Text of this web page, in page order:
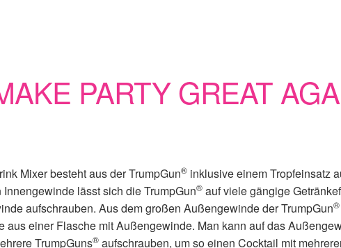
PARTY GREAT
Mixer besteht aus der TrumpGun® inklusive einem Tropfeinsatz
lässt sich die TrumpGun® auf viele gängige
aufschrauben. Aus dem großen Außengewinde der TrumpGun®
aus einer Flasche mit Außengewinde. Man kann auf das
TrumpGuns® aufschrauben, um so einen Cocktail mit